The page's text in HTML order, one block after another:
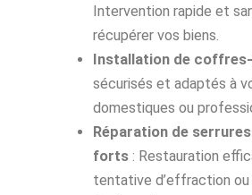
Intervention rapide et
récupérer vos biens.
Installation de
sécurisés et adaptés à
domestiques ou
Réparation de
forts : Restauration
tentative d’effraction ou